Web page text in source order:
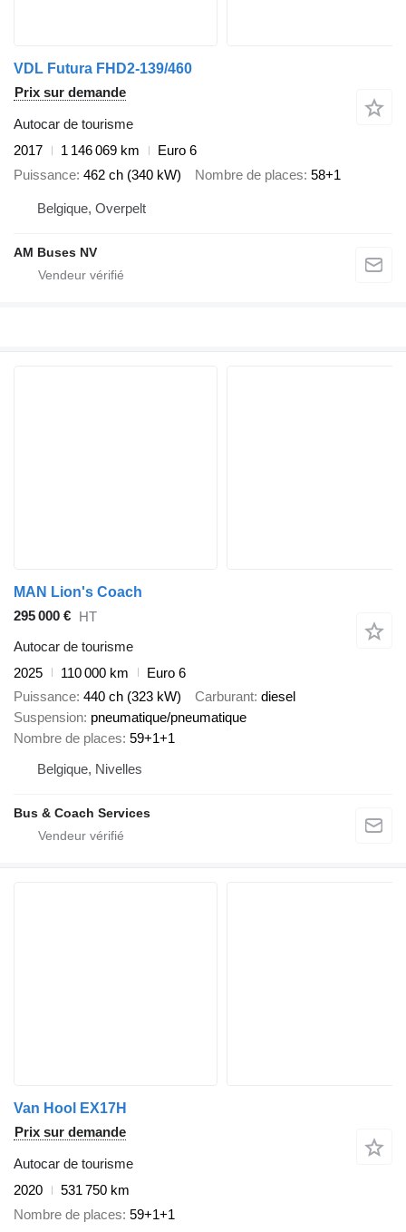
VDL Futura FHD2-139/460
Prix sur demande
Autocar de tourisme
2017
1 146 069 km
Euro 6
Puissance 462 ch (340 kW) Nombre de places 58+1
Belgique, Overpelt
AM Buses NV
MAN Lion's Coach
295 000 € HT
Autocar de tourisme
2025
110 000 km
Euro 6
Puissance 440 ch (323 kW) Carburant diesel
Suspension pneumatique/pneumatique
Nombre de places 59+1+1
Belgique, Nivelles
Bus & Coach Services
Van Hool EX17H
Prix sur demande
Autocar de tourisme
2020
531 750 km
Nombre de places 59+1+1